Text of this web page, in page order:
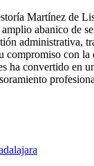
Martínez de
abanico de
administrativa,
compromiso con la
ha convertido en